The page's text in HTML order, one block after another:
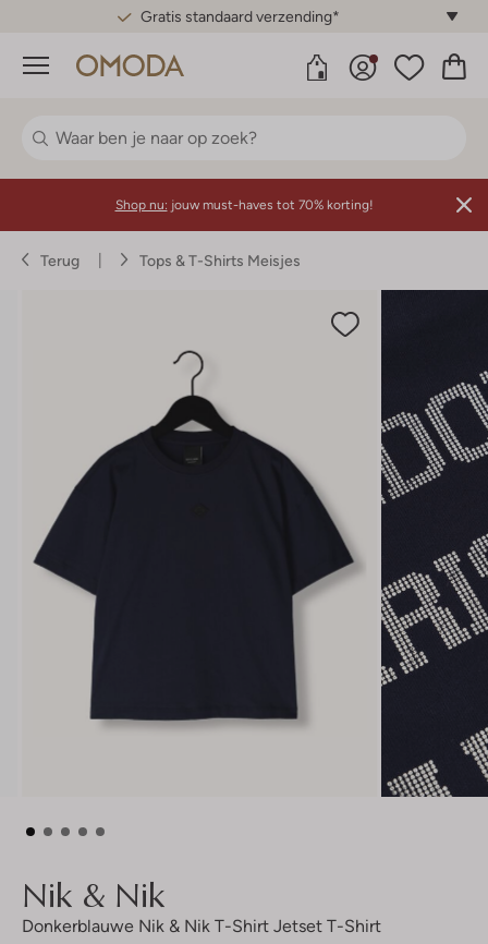
Gratis standaard verzending*
Menu
Shop nu: jouw must-haves tot 70% korting!
Terug Tops & T-Shirts Meisjes
Nik & Nik
Donkerblauwe Nik & Nik T-Shirt Jetset T-Shirt